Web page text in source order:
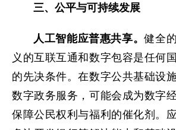
三、公平与可持续发展
人工智能应普惠共享。健全
义的互联互通和数字包容是任何
的先决条件。在数字公共基础设
数字政务服务，可能会成为数字
保障公民权利与福利的催化剂。